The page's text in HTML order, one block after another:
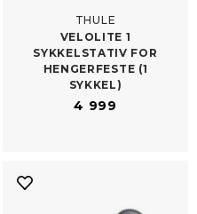
THULE
VELOLITE 1
SYKKELSTATIV FOR
HENGERFESTE (1
SYKKEL)
4 999